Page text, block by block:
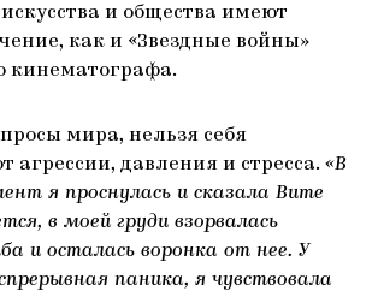
и общества имеют
как и «Звездные войны»
кинематографа.
мира, нельзя себя
агрессии, давления и стресса. «В
я проснулась и сказала Вите
в моей груди взорвалась
и осталась воронка от нее. У
паника, я чувствовала